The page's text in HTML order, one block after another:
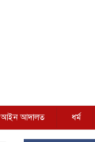
আইন আদালত ধর্ম